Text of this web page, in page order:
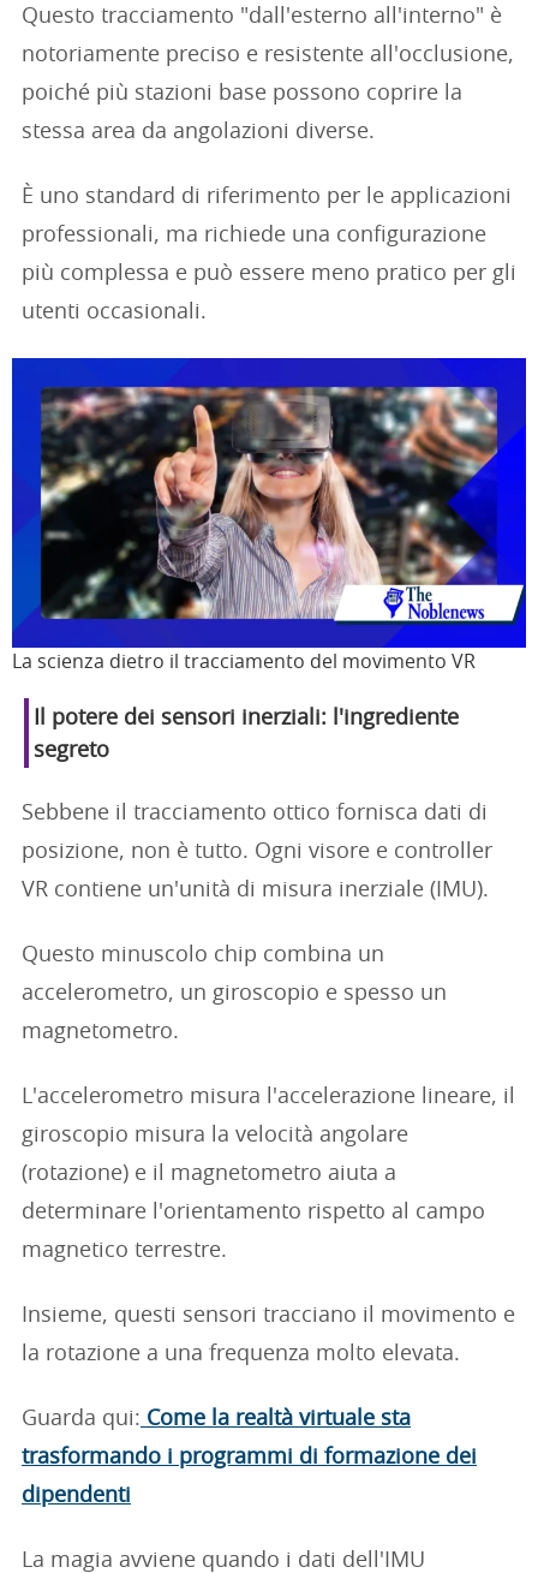
Questo tracciamento "dall'esterno all'interno" è
notoriamente preciso e resistente all'occlusione,
poiché più stazioni base possono coprire la
stessa area da angolazioni diverse.
È uno standard di riferimento per le applicazioni
professionali, ma richiede una configurazione
più complessa e può essere meno pratico per gli
utenti occasionali.
La scienza dietro il tracciamento del movimento VR
Il potere dei sensori inerziali: l'ingrediente
segreto
Sebbene il tracciamento ottico fornisca dati di
posizione, non è tutto. Ogni visore e controller
VR contiene un'unità di misura inerziale (IMU).
Questo minuscolo chip combina un
accelerometro, un giroscopio e spesso un
magnetometro.
L'accelerometro misura l'accelerazione lineare, il
giroscopio misura la velocità angolare
(rotazione) e il magnetometro aiuta a
determinare l'orientamento rispetto al campo
magnetico terrestre.
Insieme, questi sensori tracciano il movimento e
la rotazione a una frequenza molto elevata.
Guarda qui: Come la realtà virtuale sta
trasformando i programmi di formazione dei
dipendenti
La magia avviene quando i dati dell'IMU